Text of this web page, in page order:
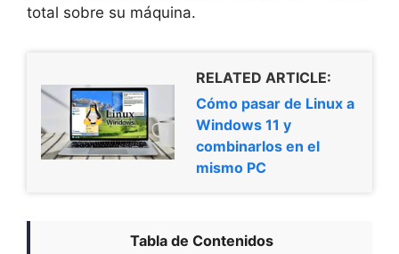
total sobre su máquina.
RELATED ARTICLE:
Cómo pasar de Linux a
Windows 11 y
combinarlos en el
mismo PC
Tabla de Contenidos